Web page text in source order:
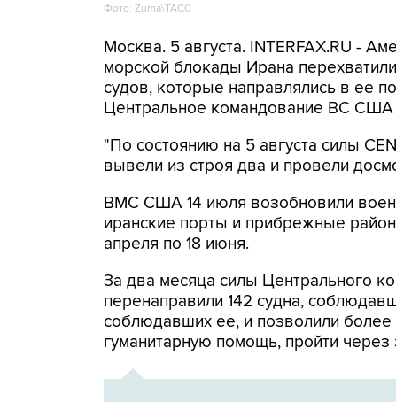
Фото: Zuma\ТАСС
Москва. 5 августа. INTERFAX.RU -
морской блокады Ирана
судов, которые направлялись в ее
Центральное командование ВС США
"По состоянию на 5 августа силы
вывели из строя два и провели
ВМС США 14 июля возобновили
иранские порты и прибрежные
апреля по 18 июня.
За два месяца силы Центрального
перенаправили 142 судна,
соблюдавших ее, и позволили
гуманитарную помощь, пройти